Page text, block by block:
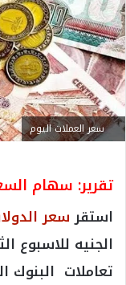
سعر العملات اليوم
تقرير: سهام
استقرسعر
الجنيه للاسبوع
تعاملات البنوك